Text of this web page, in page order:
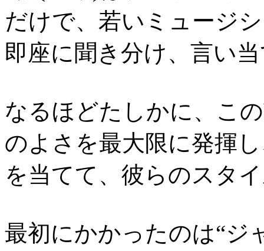
だけで、若いミュージ
即座に聞き分け、言い
なるほどたしかに、こ
のよさを最大限に発揮
を当てて、彼らのスタ
最初にかかったのは“ジ